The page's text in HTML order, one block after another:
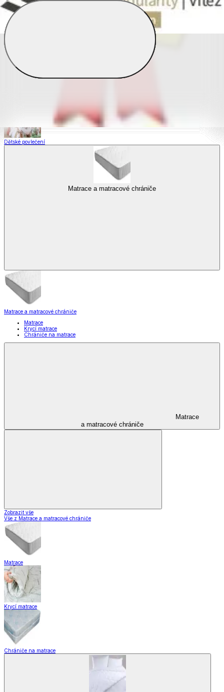
Saténové povlečení
Povlečení s fototiskem
Dětské povlečení
Matrace a matracové chrániče
Matrace a matracové chrániče
Matrace
Krycí matrace
Chrániče na matrace
Matrace
a matracové chrániče
Zobrazit vše
Vše z Matrace a matracové chrániče
Matrace
Krycí matrace
Chrániče na matrace